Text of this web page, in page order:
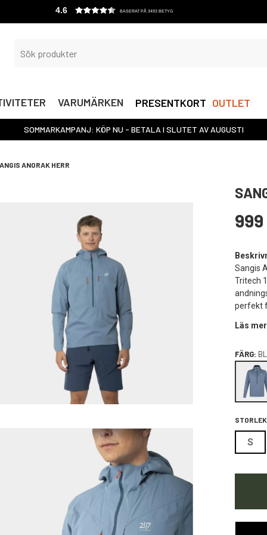
4.6 BASERAT PÅ 3493 BETYG
VARUMÄRKEN PRESENTKORT OUTLET
SOMMARKAMPANJ: KÖP NU - BETALA I SLUTET AV AUGUSTI
ANORAK HERR
Sangis
Tritech
perfekt
Läs
FÄRG:
S